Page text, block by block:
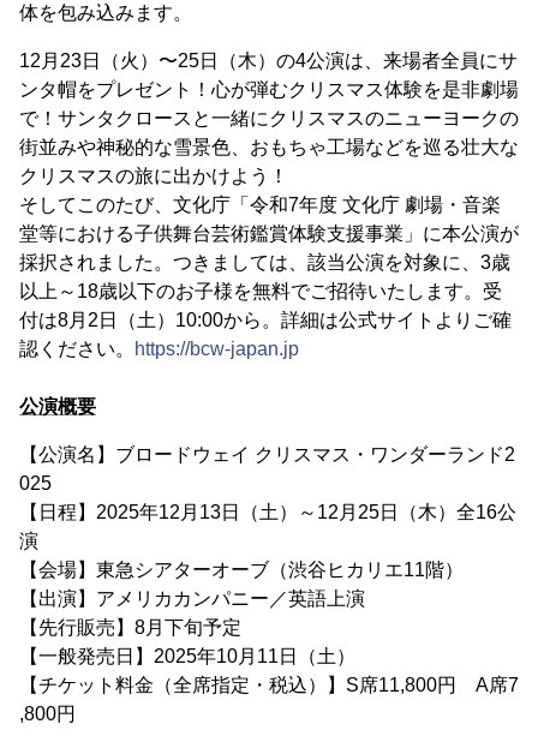
体を包み込みます。
12月23日（火）〜25日（木）の4公演は、来場者全員にサ
ンタ帽をプレゼント！心が弾むクリスマス体験を是非劇場
で！サンタクロースと一緒にクリスマスのニューヨークの
街並みや神秘的な雪景色、おもちゃ工場などを巡る壮大な
クリスマスの旅に出かけよう！
そしてこのたび、文化庁「令和7年度 文化庁 劇場・音楽
堂等における子供舞台芸術鑑賞体験支援事業」に本公演が
採択されました。つきましては、該当公演を対象に、3歳
以上～18歳以下のお子様を無料でご招待いたします。受
付は8月2日（土）10:00から。詳細は公式サイトよりご確
認ください。
https://bcw-japan.jp
公演概要
【公演名】ブロードウェイ クリスマス・ワンダーランド2
025
【日程】2025年12月13日（土）～12月25日（木）全16公
演
【会場】東急シアターオーブ（渋谷ヒカリエ11階）
【出演】アメリカカンパニー／英語上演
【先行販売】8月下旬予定
【一般発売日】2025年10月11日（土）
【チケット料金（全席指定・税込）】S席11,800円 A席7
,800円